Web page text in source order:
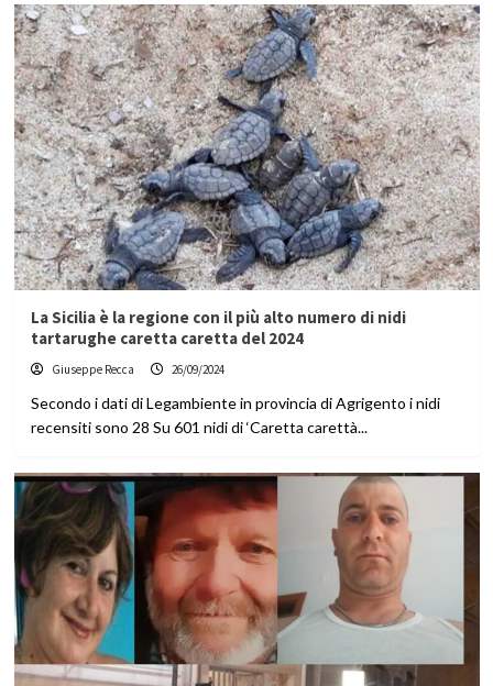
La Sicilia è la regione con il più alto numero di nidi
tartarughe caretta caretta del 2024
Giuseppe Recca 26/09/2024
Secondo i dati di Legambiente in provincia di Agrigento i nidi
recensiti sono 28 Su 601 nidi di ‘Caretta carettà...